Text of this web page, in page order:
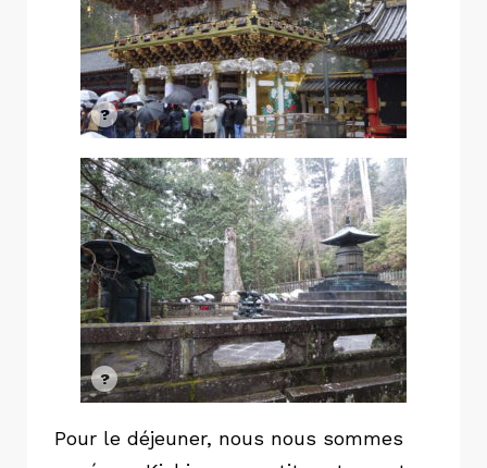
Pour le déjeuner, nous nous sommes